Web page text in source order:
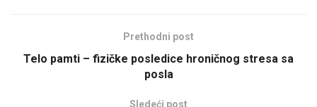
Prethodni post
Telo pamti – fizičke posledice hroničnog stresa sa
posla
Sledeći post